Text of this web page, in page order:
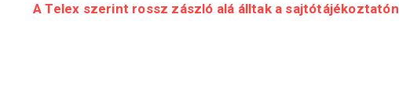
A Telex szerint rossz zászló alá álltak a sajtótájékoztatón